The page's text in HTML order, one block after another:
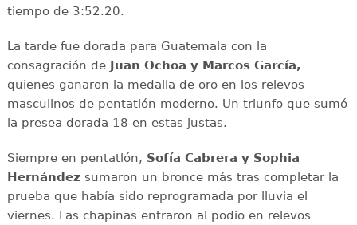
tiempo de 3:52.20.
La tarde fue dorada para Guatemala con la
consagración de Juan Ochoa y Marcos García,
quienes ganaron la medalla de oro en los relevos
masculinos de pentatlón moderno. Un triunfo que sumó
la presea dorada 18 en estas justas.
Siempre en pentatlón, Sofía Cabrera y Sophia
Hernández sumaron un bronce más tras completar la
prueba que había sido reprogramada por lluvia el
viernes. Las chapinas entraron al podio en relevos